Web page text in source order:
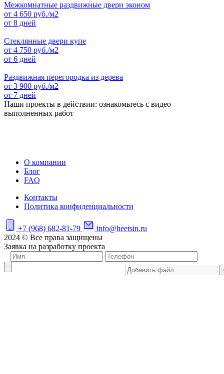
Межкомнатные раздвижные двери эконом
от 4 650 руб./м2
от 8 дней
Стеклянные двери купе
от 4 750 руб./м2
от 6 дней
Раздвижная перегородка из дерева
от 3 900 руб./м2
от 7 дней
Наши проекты в действии: ознакомьтесь с видео
выполненных работ
О компании
Блог
FAQ
Контакты
Политика конфиденциальности
+7 (968) 682-81-79
info@heetsin.ru
2024 © Все права защищены
Заявка на разработку проекта